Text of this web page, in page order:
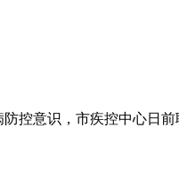
意识，市疾控中心日前